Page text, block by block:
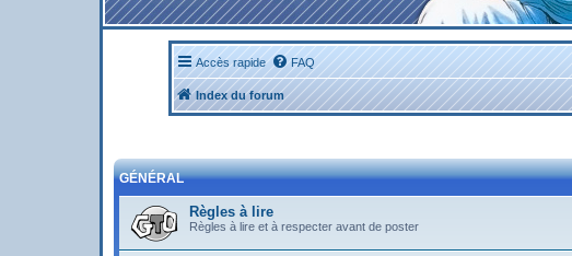
Accès rapide FAQ
Index du forum
GÉNÉRAL
Règles à lire
Règles à lire et à respecter avant de poster